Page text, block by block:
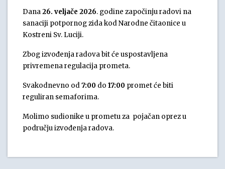
Dana26. veljače 2026. godine započinju radovi na
sanaciji potpornog zida kod Narodne čitaonice u
Kostreni Sv. Luciji.
Zbog izvođenja radova bit će uspostavljena
privremena regulacija prometa.
Svakodnevno od7:00 do 17:00 promet će biti
reguliran semaforima.
Molimo sudionike u prometu za pojačan oprez u
području izvođenja radova.